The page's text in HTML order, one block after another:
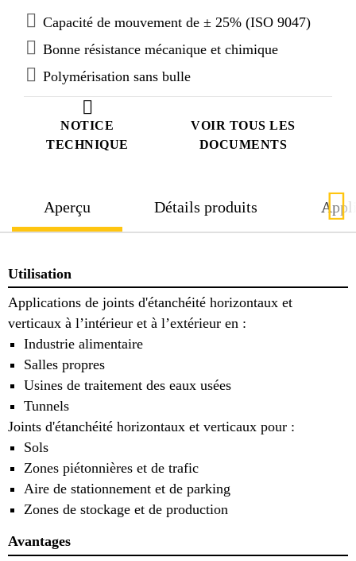
NOTICE
TECHNIQUE
VOIR TOUS LES
DOCUMENTS
produits chimiques et reste élastique sur une large
plage de températures.
Capacité de mouvement de ± 25% (ISO 9047)
Bonne résistance mécanique et chimique
Polymérisation sans bulle
Aperçu Détails produits
Utilisation
Applications de joints d'étanchéité horizontaux et
verticaux à l’intérieur et à l’extérieur en :
Industrie alimentaire
Salles propres
Usines de traitement des eaux usées
Tunnels
Joints d'étanchéité horizontaux et verticaux pour :
Sols
Zones piétonnières et de trafic
Aire de stationnement et de parking
Zones de stockage et de production
Avantages